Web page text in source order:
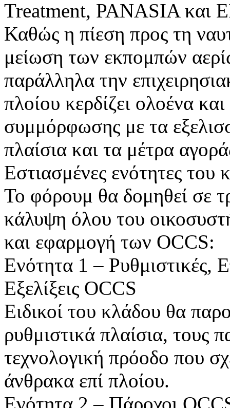
Treatment, PANASIA και
Καθώς η πίεση προς τη
μείωση των εκπομπών
παράλληλα την
πλοίου κερδίζει ολοένα
συμμόρφωσης με τα
πλαίσια και τα μέτρα
Εστιασμένες ενότητες του
Το φόρουμ θα δομηθεί σε
κάλυψη όλου του
και εφαρμογή των OCCS:
Ενότητα 1 – Ρυθμιστικές,
Εξελίξεις OCCS
Ειδικοί του κλάδου θα
ρυθμιστικά πλαίσια, τους
τεχνολογική πρόοδο που
άνθρακα επί πλοίου.
Ενότητα 2 – Πάροχοι